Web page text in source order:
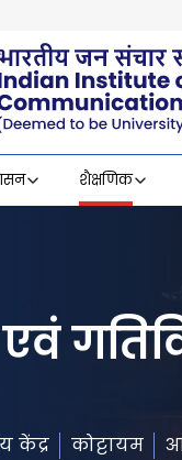
शैक्षणिक
केंद्र कोट्टायम